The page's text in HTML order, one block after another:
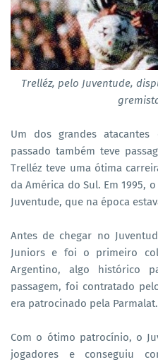
Trelléz, pelo Juventude,
Um dos grandes
passado também teve
Trelléz teve uma ótima
da América do Sul. Em 1995,
Juventude, que na época
Antes de chegar no
Juniors e foi o primeiro
Argentino, algo histórico
passagem, foi contratado
era patrocinado pela Parmalat.
Com o ótimo patrocínio, o
jogadores e conseguiu